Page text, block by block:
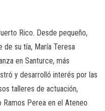
Rico. Desde pequeño,
de su tía, María Teresa
en Santurce, más
y desarrolló interés por las
talleres de actuación,
Perea en el Ateneo